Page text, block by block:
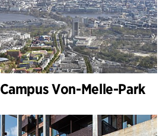
Campus Von-Melle-Park